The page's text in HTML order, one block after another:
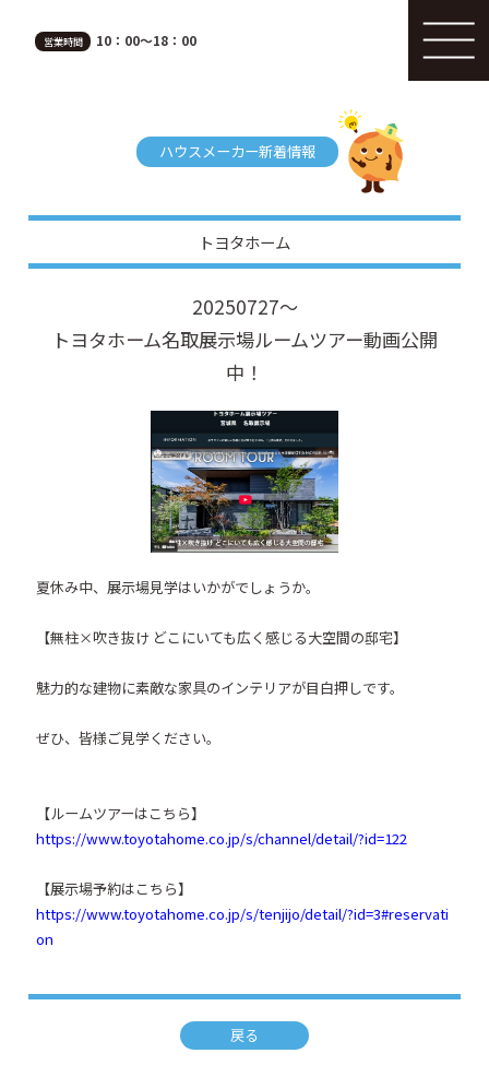
営業時間 10：00～18：00
ハウスメーカー新着情報
トヨタホーム
20250727～
トヨタホーム名取展示場ルームツアー動画公開
中！
夏休み中、展示場見学はいかがでしょうか。
【無柱×吹き抜け どこにいても広く感じる大空間の邸宅】
魅力的な建物に素敵な家具のインテリアが目白押しです。
ぜひ、皆様ご見学ください。
【ルームツアーはこちら】
https://www.toyotahome.co.jp/s/channel/detail/?id=122
【展示場予約はこちら】
https://www.toyotahome.co.jp/s/tenjijo/detail/?id=3#reservati
on
戻る